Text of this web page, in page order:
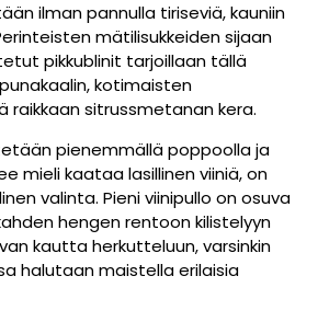
ilman pannulla tiriseviä, kauniin
mätilisukkeiden sijaan
pikkublinit tarjoillaan tällä
kotimaisten
raikkaan sitrussmetanan kera.
pienemmällä poppoolla ja
mieli kaataa lasillinen viiniä, on
valinta. Pieni viinipullo on osuva
hengen rentoon kilistelyyn
kautta herkutteluun, varsinkin
halutaan maistella erilaisia